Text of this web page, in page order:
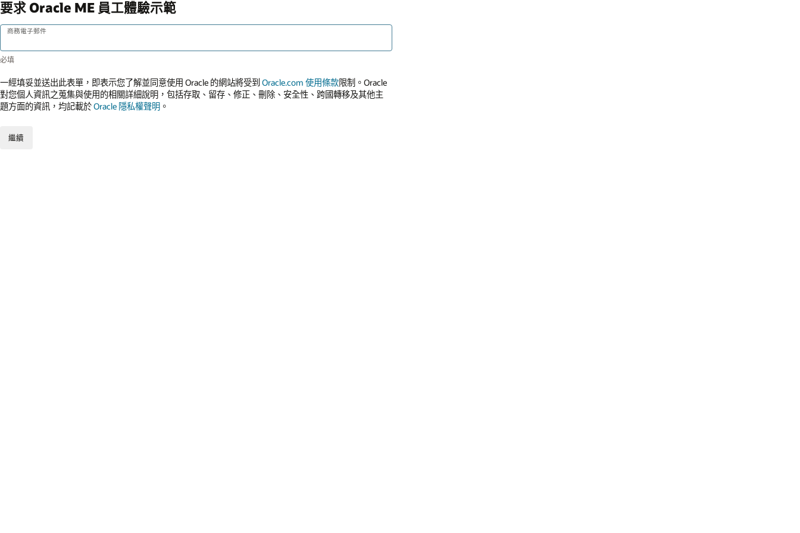
要求 Oracle ME 員工體驗示範
商務電子郵件
一經填妥並送出此表單，即表示您了解並同意使用 Oracle 的網站將受到 Oracle.com 使用條款限制。Oracle
對您個人資訊之蒐集與使用的相關詳細說明，包括存取、留存、修正、刪除、安全性、跨國轉移及其他主
題方面的資訊，均記載於Oracle 隱私權聲明 。
繼續